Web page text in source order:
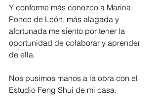
Y conforme más conozco a Marina
Ponce de León, más alagada y
afortunada me siento por tener la
oportunidad de colaborar y aprender
de ella.
Nos pusimos manos a la obra con el
Estudio Feng Shui de mi casa.